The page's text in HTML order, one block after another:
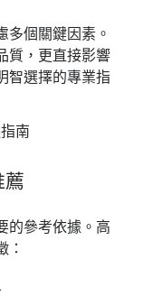
多個關鍵因素。
質，更直接影響
智選擇的專業指
薦
的參考依據。高
：